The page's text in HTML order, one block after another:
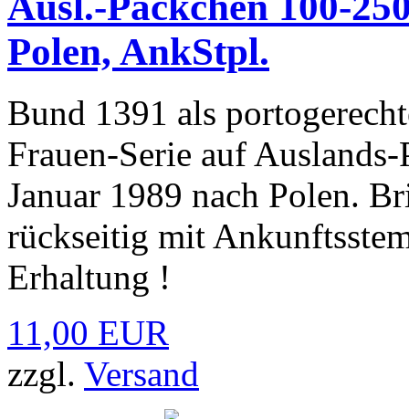
Polen, AnkStpl.
Bund 1391 als
Frauen-Serie auf
Januar 1989 nach Polen.
rückseitig mit
Erhaltung !
11,00 EUR
zzgl. Versand